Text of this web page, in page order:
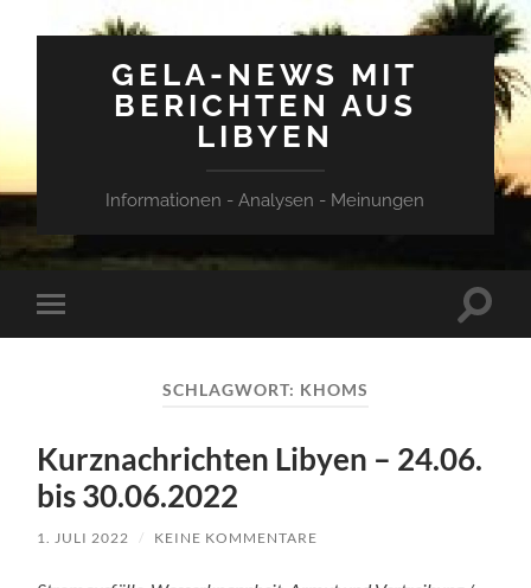
GELA-NEWS MIT
BERICHTEN AUS
LIBYEN
Informationen - Analysen - Meinungen
Mobile-
Menü
SCHLAGWORT: KHOMS
Kurznachrichten Libyen – 24.06.
bis 30.06.2022
1. JULI 2022 / KEINE KOMMENTARE